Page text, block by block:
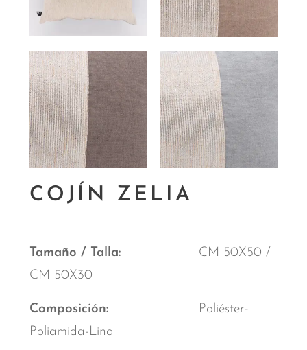
COJÍN ZELIA
Tamaño / Talla
CM 50X50 /
CM 50X30
Composición
Poliéster-
Poliamida-Lino